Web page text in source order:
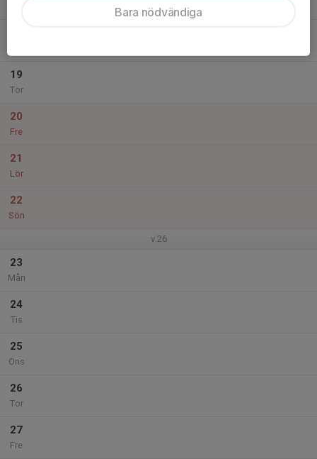
Gullringsplan
19
Tor
20
Fre
21
Lör
22
Sön
v.26
23
Mån
24
Tis
25
Ons
26
Tor
27
Fre
Bara nödvändiga